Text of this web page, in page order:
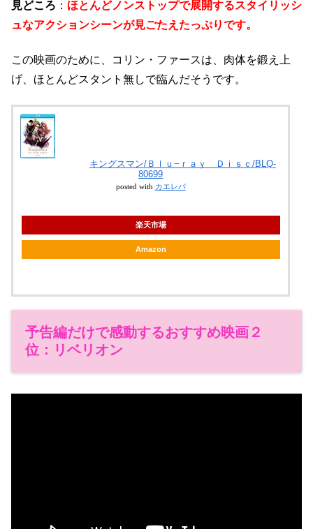
見どころ ： ほとんどノンストップで展開するスタイリッシ
ュなアクションシーンが見ごたえたっぷりです。
この映画のために、コリン・ファースは、肉体を鍛え上
げ、ほとんどスタント無しで臨んだそうです。
キングスマン/Ｂｌｕ−ｒａｙ Ｄｉｓｃ/BLQ-
80699
posted with カエレバ
楽天市場
Amazon
予告編だけで感動するおすすめ映画２
位：リベリオン